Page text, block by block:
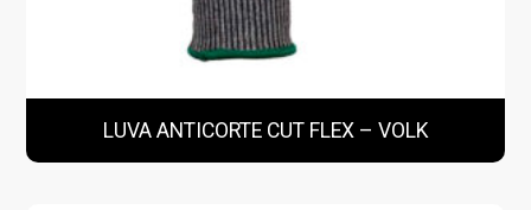
LUVA ANTICORTE CUT FLEX – VOLK